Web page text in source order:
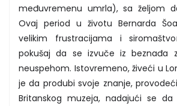
međuvremenu umrla), sa željom
Ovaj period u životu Bernarda
velikim frustracijama i
pokušaj da se izvuče iz beznađa
neuspehom. Istovremeno, živeći u
je da produbi svoje znanje,
Britanskog muzeja, nadajući se